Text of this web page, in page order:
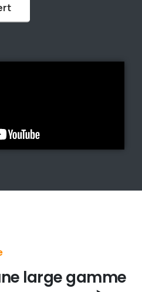
choix
largegamme